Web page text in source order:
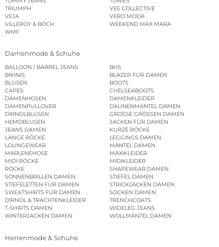
TRIUMPH
VEE COLLECTIVE
VEJA
VERO MODA
VILLEROY & BOCH
WEEKEND MAX MARA
WMF
Damenmode & Schuhe
BALLOON / BARREL JEANS
BHS
BIKINIS
BLAZER FÜR DAMEN
BLUSEN
BOOTS
CAPES
CHELSEABOOTS
DAMENHOSEN
DAMENKLEIDER
DAMENPULLOVER
DAUNENMÄNTEL DAMEN
DIRNDLBLUSEN
GROSSE GRÖSSEN DAMEN
HEMDBLUSEN
JACKEN FÜR DAMEN
JEANS DAMEN
KURZE RÖCKE
LANGE RÖCKE
LEGGINGS DAMEN
LOUNGEWEAR
MÄNTEL DAMEN
MARLENEHOSE
MAXIKLEIDER
MIDI RÖCKE
MIDIKLEIDER
RÖCKE
SHAPEWEAR DAMEN
SONNENBRILLEN DAMEN
STIEFEL DAMEN
STIEFELETTEN FÜR DAMEN
STRICKJACKEN DAMEN
SWEATSHIRTS FÜR DAMEN
SOCKEN DAMEN
DIRNDL & TRACHTENKLEIDER
TRENCHCOATS
T-SHIRTS DAMEN
WIDELEG JEANS
WINTERJACKEN DAMEN
WOLLMÄNTEL DAMEN
Herrenmode & Schuhe